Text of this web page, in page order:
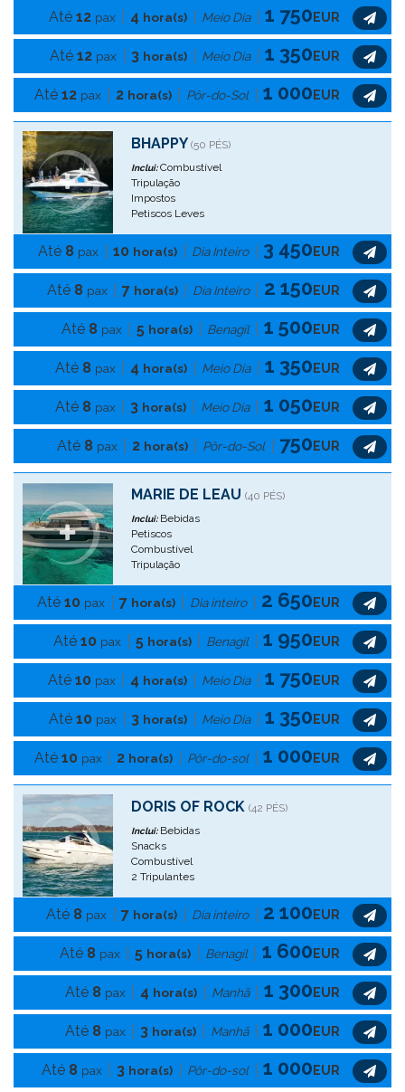
Até 12 pax 4 hora(s) Meio Dia 1 750 EUR
Até 12 pax 3 hora(s) Meio Dia 1 350 EUR
Até 12 pax 2 hora(s) Pôr-do-Sol 1 000 EUR
BHAPPY (50 PÉS)
Inclui:Combustível
Tripulação
Impostos
Petiscos Leves
Até 8 pax 10 hora(s) Dia Inteiro 3 450 EUR
Até 8 pax 7 hora(s) Dia Inteiro 2 150 EUR
Até 8 pax 5 hora(s) Benagil 1 500 EUR
Até 8 pax 4 hora(s) Meio Dia 1 350 EUR
Até 8 pax 3 hora(s) Meio Dia 1 050 EUR
Até 8 pax 2 hora(s) Pôr-do-Sol 750 EUR
MARIE DE LEAU (40 PÉS)
Inclui:Bebidas
Petiscos
Combustível
Tripulação
Até 10 pax 7 hora(s) Dia inteiro 2 650 EUR
Até 10 pax 5 hora(s) Benagil 1 950 EUR
Até 10 pax 4 hora(s) Meio Dia 1 750 EUR
Até 10 pax 3 hora(s) Meio Dia 1 350 EUR
Até 10 pax 2 hora(s) Pôr-do-sol 1 000 EUR
DORIS OF ROCK (42 PÉS)
Inclui:Bebidas
Snacks
Combustível
2 Tripulantes
Até 8 pax 7 hora(s) Dia inteiro 2 100 EUR
Até 8 pax 5 hora(s) Benagil 1 600 EUR
Até 8 pax 4 hora(s) Manhã 1 300 EUR
Até 8 pax 3 hora(s) Manhã 1 000 EUR
Até 8 pax 3 hora(s) Pôr-do-sol 1 000 EUR